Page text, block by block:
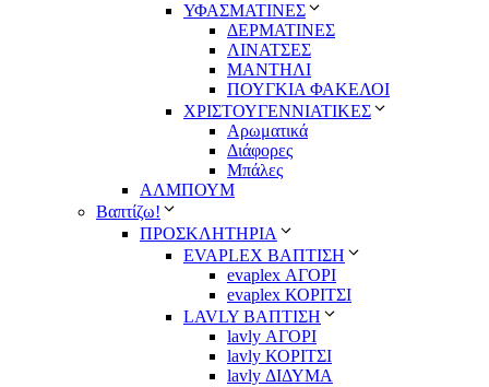
ΥΦΑΣΜΑΤΙΝΕΣ
ΔΕΡΜΑΤΙΝΕΣ
ΛΙΝΑΤΣΕΣ
ΜΑΝΤΗΛΙ
ΠΟΥΓΚΙΑ ΦΑΚΕΛΟΙ
ΧΡΙΣΤΟΥΓΕΝΝΙΑΤΙΚΕΣ
Αρωματικά
Διάφορες
Μπάλες
ΑΛΜΠΟΥΜ
Βαπτίζω!
ΠΡΟΣΚΛΗΤΗΡΙΑ
EVAPLEX ΒΑΠΤΙΣΗ
evaplex ΑΓΟΡΙ
evaplex ΚΟΡΙΤΣΙ
LAVLY ΒΑΠΤΙΣΗ
lavly ΑΓΟΡΙ
lavly ΚΟΡΙΤΣΙ
lavly ΔΙΔΥΜΑ